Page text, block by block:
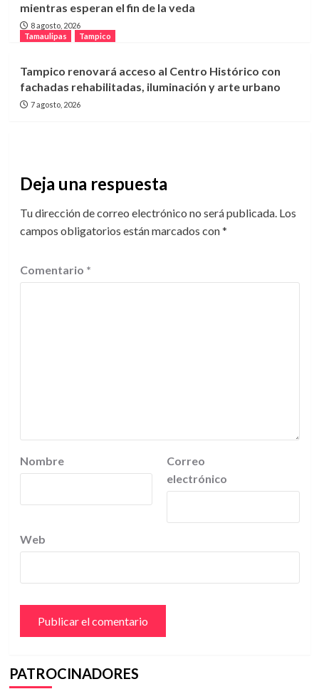
mientras esperan el fin de la veda
8 agosto, 2026
Tamaulipas
Tampico
Tampico renovará acceso al Centro Histórico con
fachadas rehabilitadas, iluminación y arte urbano
7 agosto, 2026
Deja una respuesta
Tu dirección de correo electrónico no será publicada. Los
campos obligatorios están marcados con*
Comentario *
Nombre
Correo
electrónico
Web
PATROCINADORES